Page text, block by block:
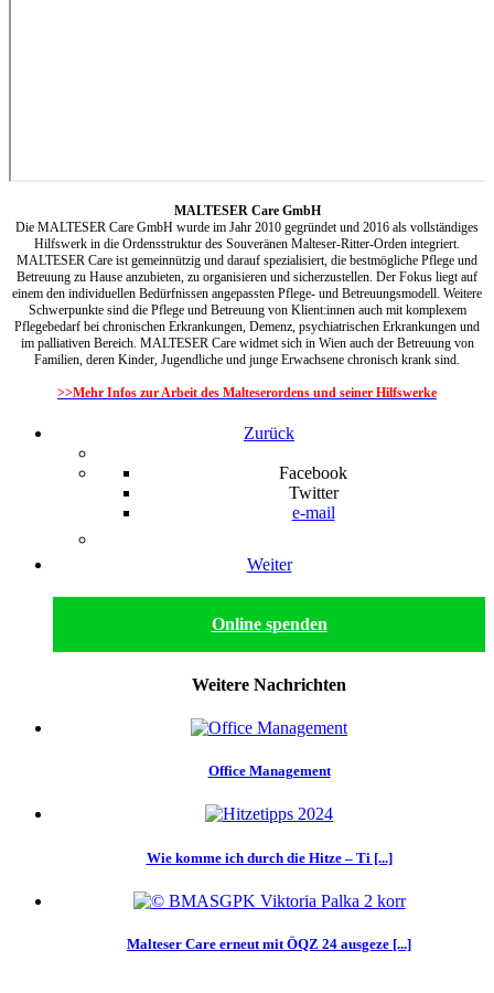
MALTESER Care GmbH
Die MALTESER Care GmbH wurde im Jahr 2010 gegründet und 2016 als vollständiges
Hilfswerk in die Ordensstruktur des Souveränen Malteser-Ritter-Orden integriert.
MALTESER Care ist gemeinnützig und darauf spezialisiert, die bestmögliche Pflege und
Betreuung zu Hause anzubieten, zu organisieren und sicherzustellen. Der Fokus liegt auf
einem den individuellen Bedürfnissen angepassten Pflege- und Betreuungsmodell. Weitere
Schwerpunkte sind die Pflege und Betreuung von Klient:innen auch mit komplexem
Pflegebedarf bei chronischen Erkrankungen, Demenz, psychiatrischen Erkrankungen und
im palliativen Bereich. MALTESER Care widmet sich in Wien auch der Betreuung von
Familien, deren Kinder, Jugendliche und junge Erwachsene chronisch krank sind.
>>Mehr Infos zur Arbeit des Malteserordens und seiner Hilfswerke
Zurück
Facebook
Twitter
e-mail
Weiter
Online spenden
Weitere Nachrichten
Office Management
Wie komme ich durch die Hitze – Ti [...]
Malteser Care erneut mit ÖQZ 24 ausgeze [...]